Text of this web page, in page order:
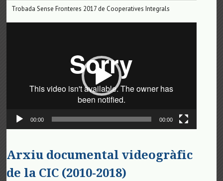
Trobada Sense Fronteres 2017 de Cooperatives Integrals
00:00 00:00
Arxiu documental videogràfic
de la CIC (2010-2018)